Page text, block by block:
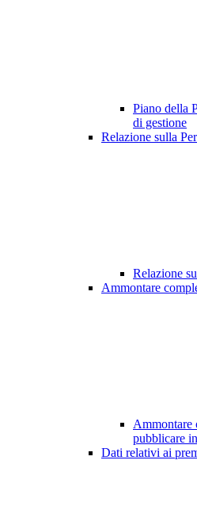
Piano della
di gestione
Relazione sulla
Relazione
Ammontare
Ammontare
pubblicare
Dati relativi ai